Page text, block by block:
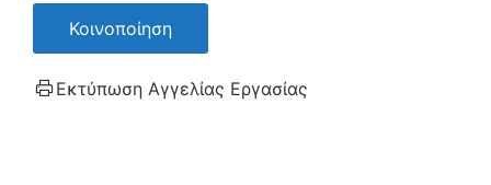
Κοινοποίηση
Εκτύπωση Αγγελίας Εργασίας